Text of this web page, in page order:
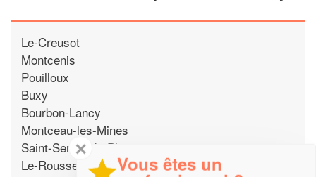
Le-Creusot
Montcenis
Pouilloux
Buxy
Bourbon-Lancy
Montceau-les-Mines
Saint-Sernin-du-Plain
Le-Rousset-Marizy
✕
Vous êtes un